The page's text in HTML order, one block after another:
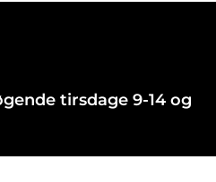
tirsdage 9-14 og